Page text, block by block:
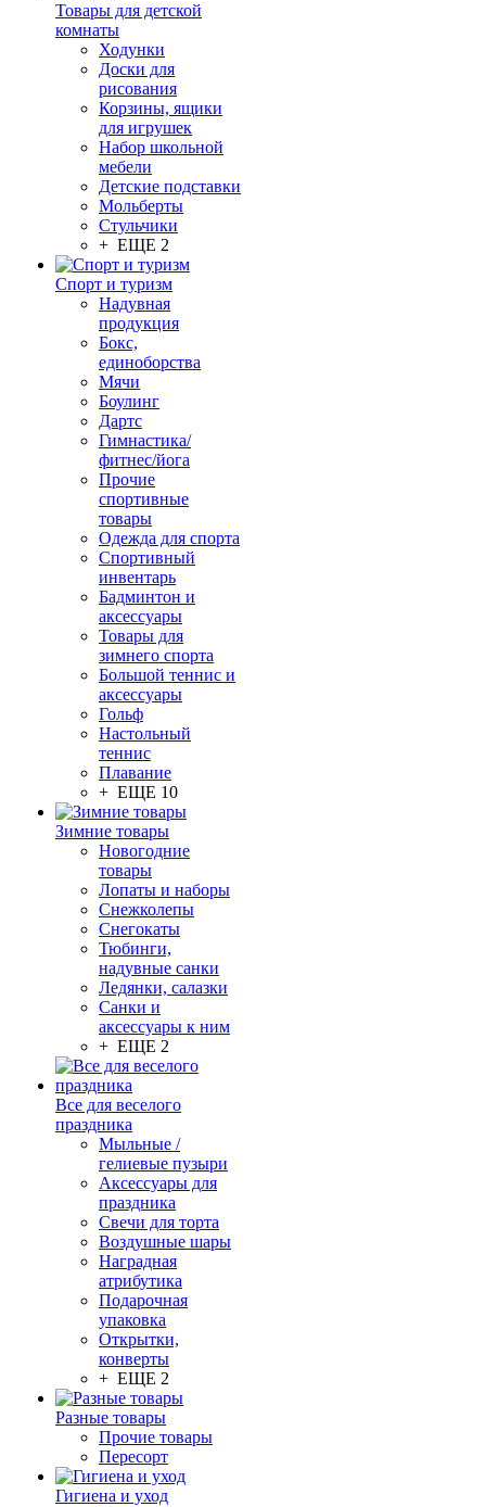
Товары для детской
комнаты
Ходунки
Доски для
рисования
Корзины, ящики
для игрушек
Набор школьной
мебели
Детские подставки
Мольберты
Стульчики
+ ЕЩЕ 2
Спорт и туризм
Надувная
продукция
Бокс,
единоборства
Мячи
Боулинг
Дартс
Гимнастика/
фитнес/йога
Прочие
спортивные
товары
Одежда для спорта
Спортивный
инвентарь
Бадминтон и
аксессуары
Товары для
зимнего спорта
Большой теннис и
аксессуары
Гольф
Настольный
теннис
Плавание
+ ЕЩЕ 10
Зимние товары
Новогодние
товары
Лопаты и наборы
Снежколепы
Снегокаты
Тюбинги,
надувные санки
Ледянки, салазки
Санки и
аксессуары к ним
+ ЕЩЕ 2
Все для веселого
праздника
Мыльные /
гелиевые пузыри
Аксессуары для
праздника
Свечи для торта
Воздушные шары
Наградная
атрибутика
Подарочная
упаковка
Открытки,
конверты
+ ЕЩЕ 2
Разные товары
Прочие товары
Пересорт
Гигиена и уход